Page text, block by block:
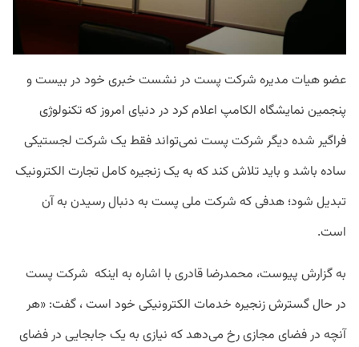
عضوهیات مدیره شرکتپست در نشست خبری خود در بیستو
پنجمین نمایشگاه الکامپ اعلامکرد در دنیای امروزکهتکنولوژی
فراگیر شده دیگر شرکتپست نمیتواندفقطیک شرکت لجستیکی
ساده باشدو بایدتلاشکندکه بهیکزنجیرهکامل تجارت الکترونیک
تبدیل شود؛ هدفیکه شرکت ملیپست به دنبالرسیدن بهآن
است.
بهگزارش پیوست، محمدرضا قادری با اشاره به اینکه شرکتپست
در حالگسترشزنجیره خدمات الکترونیکی خود است ، گفت: «هر
آنچه درفضای مجازیرخ میدهدکه نیازی بهیک جابجایی درفضای